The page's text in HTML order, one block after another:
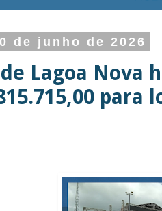
de junho de 2026
Lagoa Nova
para